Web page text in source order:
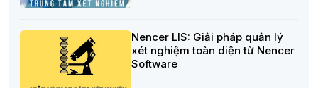
Nencer LIS: Giải pháp quản lý
xét nghiệm toàn diện từ Nencer
Software